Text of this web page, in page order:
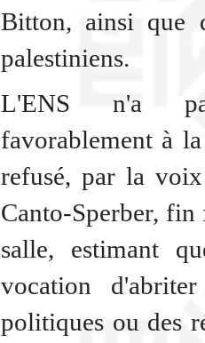
Bitton, ainsi que
palestiniens.
L'ENS n'a
favorablement à
refusé, par la
Canto-Sperber,
salle, estimant
vocation
politiques ou des